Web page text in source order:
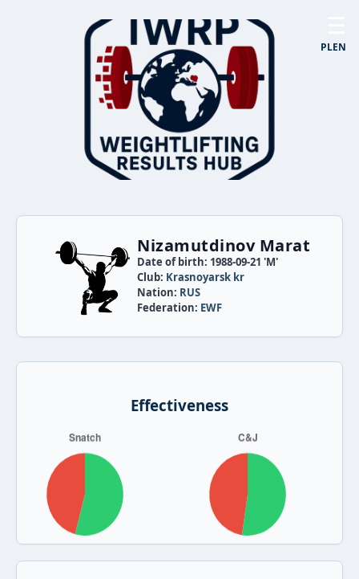
PLEN
Nizamutdinov Marat
Date of birth: 1988-09-21 'M'
Club: Krasnoyarsk kr
Nation: RUS
Federation: EWF
Effectiveness